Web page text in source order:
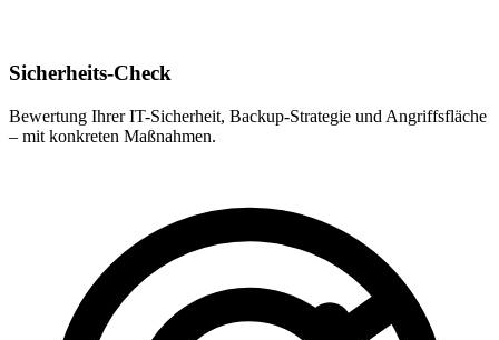
Sicherheits-Check
Bewertung Ihrer IT-Sicherheit, Backup-Strategie und Angriffsfläche
– mit konkreten Maßnahmen.